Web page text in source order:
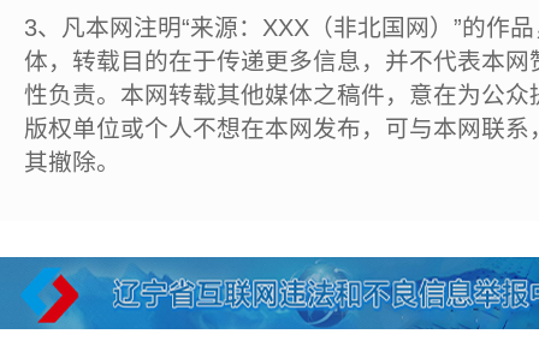
3、凡本网注明“来源：XXX（非北国网）”的作
体，转载目的在于传递更多信息，并不代表本
性负责。本网转载其他媒体之稿件，意在为公
版权单位或个人不想在本网发布，可与本网联
其撤除。